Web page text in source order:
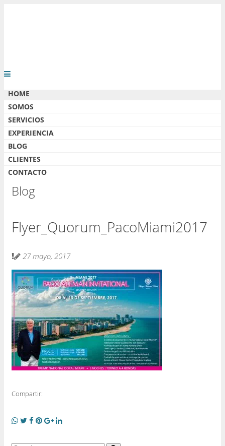
HOME
SOMOS
SERVICIOS
EXPERIENCIA
BLOG
CLIENTES
CONTACTO
Blog
Flyer_Quorum_PacoMiami2017
27 mayo, 2017
Compartir: